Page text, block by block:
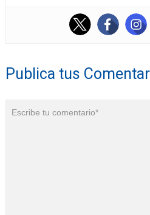
Publica tus